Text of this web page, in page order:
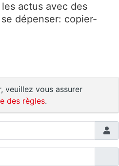
actus avec des
dépenser: copier-
veuillez vous assurer
des règles.